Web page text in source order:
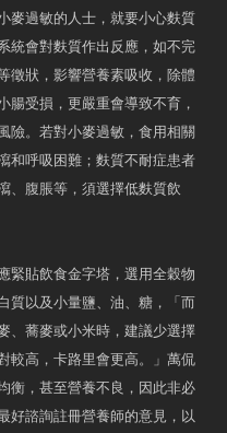
麥過敏的人士，就要小心麩質
統會對麩質作出反應，如不完
徵狀，影響營養素吸收，除體
腸受損，更嚴重會導致不育，
險。若對小麥過敏，食用相關
和呼吸困難；麩質不耐症患者
、腹脹等，須選擇低麩質飲
緊貼飲食金字塔，選用全穀物
質以及小量鹽、油、糖，「而
、蕎麥或小米時，建議少選擇
較高，卡路里會更高。」萬侃
衡，甚至營養不良，因此非必
好諮詢註冊營養師的意見，以